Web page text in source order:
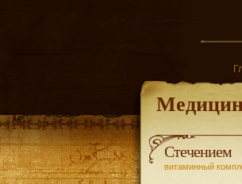
Стечением
витаминный